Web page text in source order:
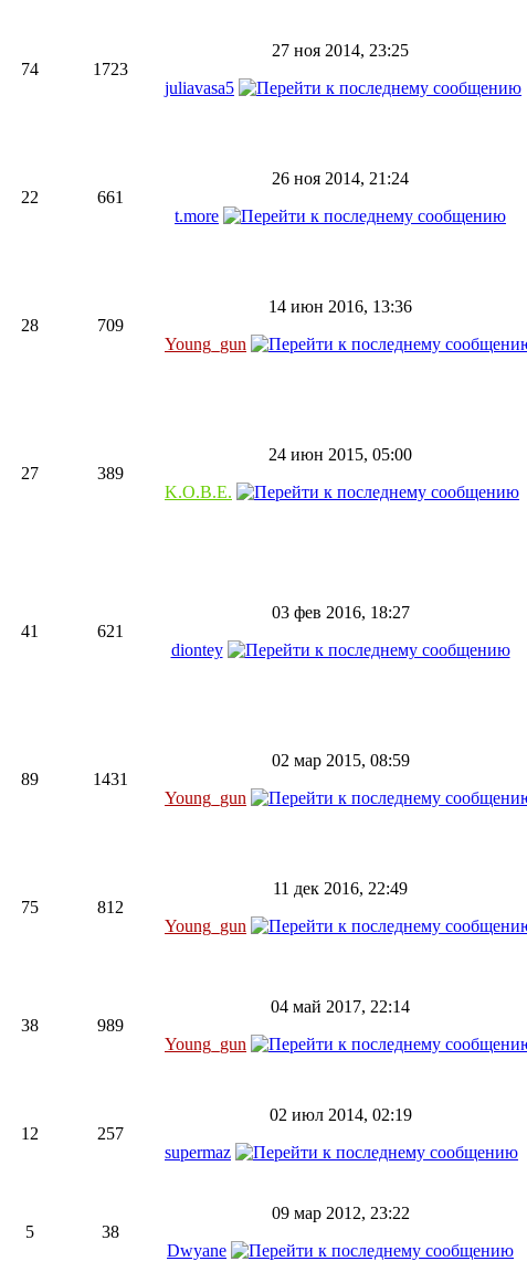
74 1723
27 ноя 2014, 23:25
juliavasa5
22 661
26 ноя 2014, 21:24
t.more
28 709
14 июн 2016, 13:36
Young_gun
27 389
24 июн 2015, 05:00
K.O.B.E.
41 621
03 фев 2016, 18:27
diontey
89 1431
02 мар 2015, 08:59
Young_gun
75 812
11 дек 2016, 22:49
Young_gun
38 989
04 май 2017, 22:14
Young_gun
12 257
02 июл 2014, 02:19
supermaz
5 38
09 мар 2012, 23:22
Dwyane